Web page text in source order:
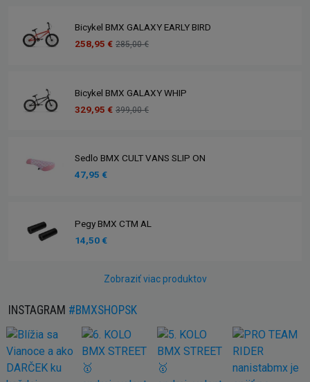
Bicykel BMX GALAXY EARLY BIRD
258,95 € 285,00 €
Bicykel BMX GALAXY WHIP
329,95 € 399,00 €
Sedlo BMX CULT VANS SLIP ON
47,95 €
Pegy BMX CTM AL
14,50 €
Zobraziť viac produktov
INSTAGRAM #BMXSHOPSK